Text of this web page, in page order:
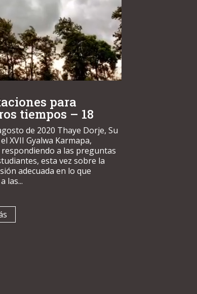
para
tiempos – 18
de 2020 Thaye Dorje, Su
XVII Gyalwa Karmapa,
a las preguntas
esta vez sobre la
adecuada en lo que
las...